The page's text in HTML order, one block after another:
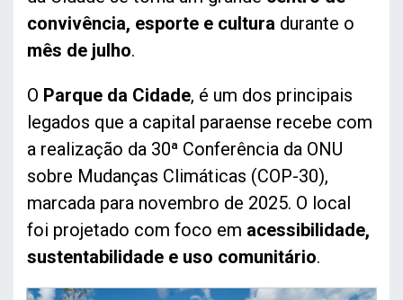
convivência, esporte e cultura durante o
mês de julho.
O Parque da Cidade, é um dos principais
legados que a capital paraense recebe com
a realização da 30ª Conferência da ONU
sobre Mudanças Climáticas (COP-30),
marcada para novembro de 2025. O local
foi projetado com foco em acessibilidade,
sustentabilidade e uso comunitário.